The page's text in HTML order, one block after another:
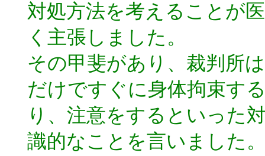
対処方法を考えることが
く主張しました。
その甲斐があり、裁判所
だけですぐに身体拘束す
り、注意をするといった
識的なことを言いました